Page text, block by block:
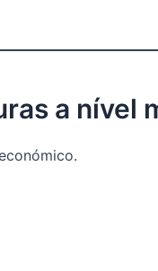
a nível